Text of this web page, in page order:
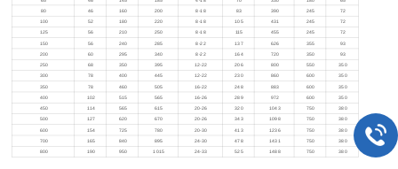
80
46 160 200 8-18 83 390 245
72
100
52 180 220 8-18 105 431 245
72
125
56 210 250 8-18 115 455 245
72
150
56 240 285 8-22 137 626 355
93
200
60 295 340 8-22 164 720 350
93
250
68 350 395 12-22 206 800 550
350
300
78 400 445 12-22 230 860 600
350
350
78 460 505 16-22 248 883 600
350
400
102 515 565 16-26 289 972 600
350
450
114 565 615 20-26 320 1043 750
380
500
127 620 670 20-26 343 1098 750
380
600
154 725 780 20-30 413 1236 750
380
700
165 840 895 24-30 478 1431 750
380
800
190 950 1015 24-33 525 1488 750 380